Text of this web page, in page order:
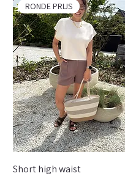
RONDE PRIJS
Short high waist